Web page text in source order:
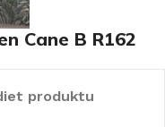
Cane B R162
produktu